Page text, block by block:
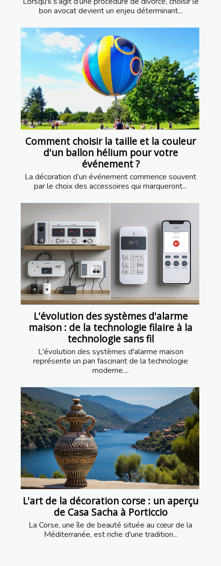
bon avocat devient un enjeu déterminant...
Comment choisir la taille et la couleur
d'un ballon hélium pour votre
événement ?
La décoration d’un événement commence souvent
par le choix des accessoires qui marqueront...
L'évolution des systèmes d'alarme
maison : de la technologie filaire à la
technologie sans fil
L'évolution des systèmes d'alarme maison
représente un pan fascinant de la technologie
moderne....
L'art de la décoration corse : un aperçu
de Casa Sacha à Porticcio
La Corse, une île de beauté située au cœur de la
Méditerranée, est riche d'une tradition...